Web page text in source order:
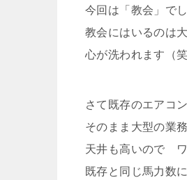
今回は「教会」でし
教会にはいるのは
心が洗われます（笑
さて既存のエアコ
そのまま大型の業
天井も高いので ワ
既存と同じ馬力数